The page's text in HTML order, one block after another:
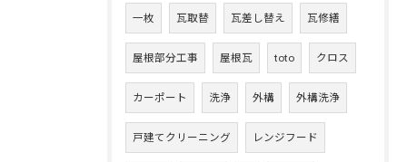
一枚 瓦取替 瓦差し替え 瓦修繕
屋根部分工事 屋根瓦 toto クロス
カーポート 洗浄 外構 外構洗浄
戸建てクリーニング レンジフード